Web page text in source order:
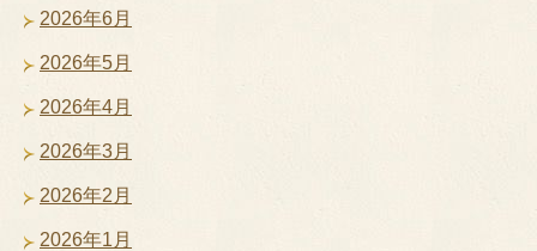
2026年6月
2026年5月
2026年4月
2026年3月
2026年2月
2026年1月